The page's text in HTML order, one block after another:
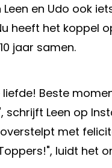
en Udo ook
heeft het koppel
jaar samen.
liefde! Beste
schrijft Leen op
met
luidt het